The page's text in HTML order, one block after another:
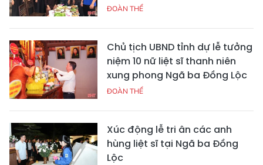
ĐOÀN THỂ
Chủ tịch UBND tỉnh dự lễ tưởng
niệm 10 nữ liệt sĩ thanh niên
xung phong Ngã ba Đồng Lộc
ĐOÀN THỂ
Xúc động lễ tri ân các anh
hùng liệt sĩ tại Ngã ba Đồng
Lộc